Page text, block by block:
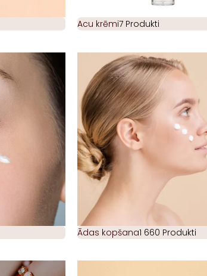
Acu krēmi7 Produkti
Ādas kopšana1 660 Produkti